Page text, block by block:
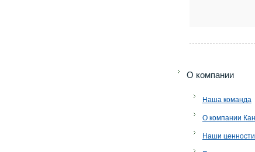
O компании
Наша команда
О компании
Наши ценности